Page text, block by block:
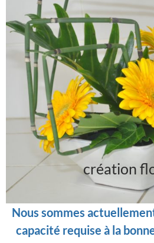
création
Nous sommes
capacité requise à la